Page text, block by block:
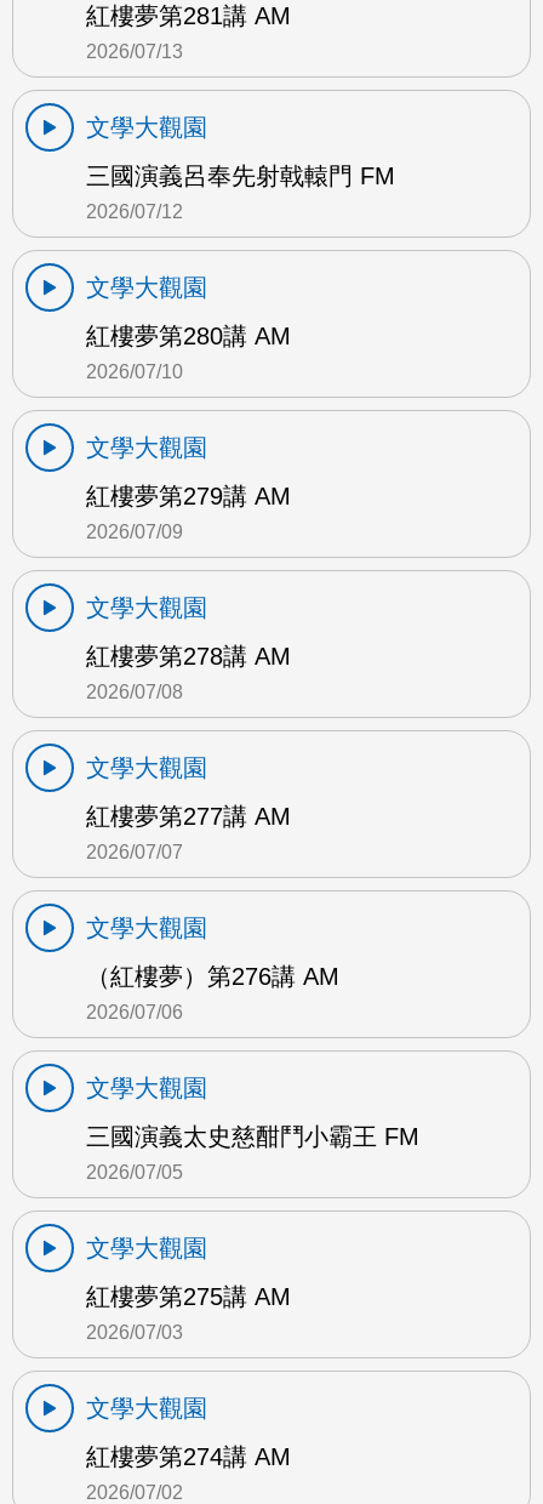
紅樓夢第281講 AM
2026/07/13
文學大觀園
三國演義呂奉先射戟轅門 FM
2026/07/12
文學大觀園
紅樓夢第280講 AM
2026/07/10
文學大觀園
紅樓夢第279講 AM
2026/07/09
文學大觀園
紅樓夢第278講 AM
2026/07/08
文學大觀園
紅樓夢第277講 AM
2026/07/07
文學大觀園
（紅樓夢）第276講 AM
2026/07/06
文學大觀園
三國演義太史慈酣鬥小霸王 FM
2026/07/05
文學大觀園
紅樓夢第275講 AM
2026/07/03
文學大觀園
紅樓夢第274講 AM
2026/07/02